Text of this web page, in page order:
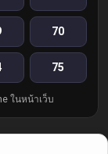
70
75
ในหน้าเว็บ